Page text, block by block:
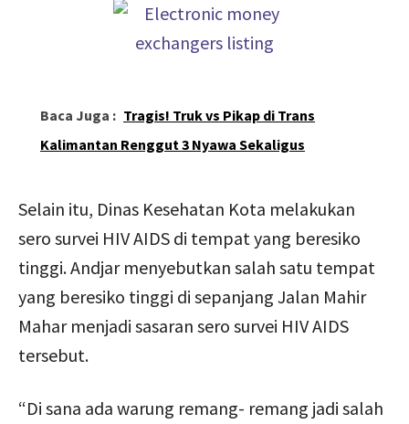
Baca Juga : Tragis! Truk vs Pikap di Trans
Kalimantan Renggut 3 Nyawa Sekaligus
Selain itu, Dinas Kesehatan Kota melakukan
sero survei HIV AIDS di tempat yang beresiko
tinggi. Andjar menyebutkan salah satu tempat
yang beresiko tinggi di sepanjang Jalan Mahir
Mahar menjadi sasaran sero survei HIV AIDS
tersebut.
“Di sana ada warung remang- remang jadi salah